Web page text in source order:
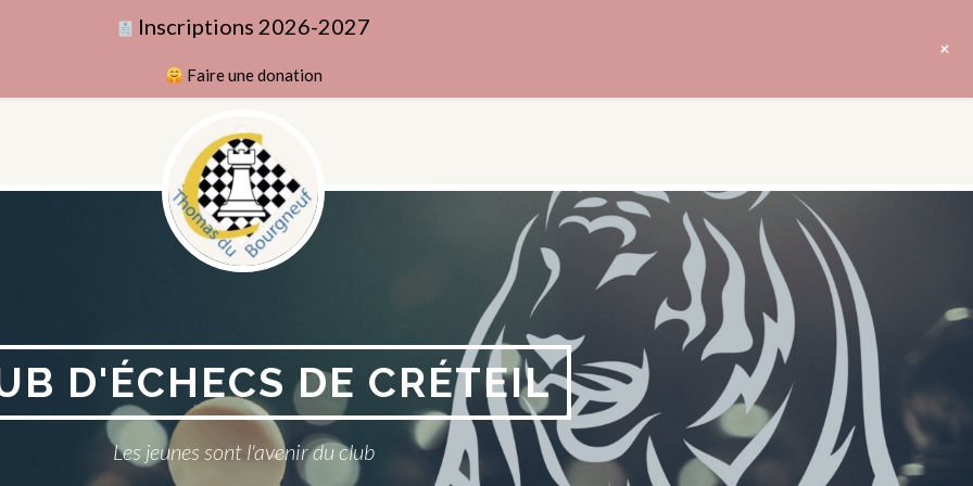
D'ÉCHECS DE CRÉTEIL
Les jeunes sont l'avenir du club
Inscriptions 2026-2027
Faire une donation
+